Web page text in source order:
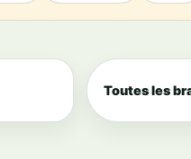
Toutes les